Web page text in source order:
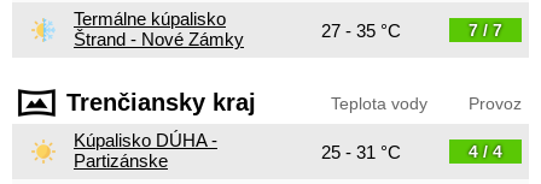
Termálne kúpalisko
Štrand - Nové Zámky
27 - 35 °C 7 / 7
Trenčiansky kraj Teplota vody Provoz
Kúpalisko DÚHA -
Partizánske
25 - 31 °C 4 / 4